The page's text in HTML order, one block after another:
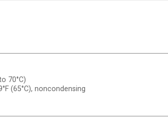
70°C)
(65°C), noncondensing